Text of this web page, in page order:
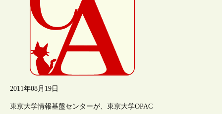
2011年08月19日
東京大学情報基盤センターが、東京大学OPAC